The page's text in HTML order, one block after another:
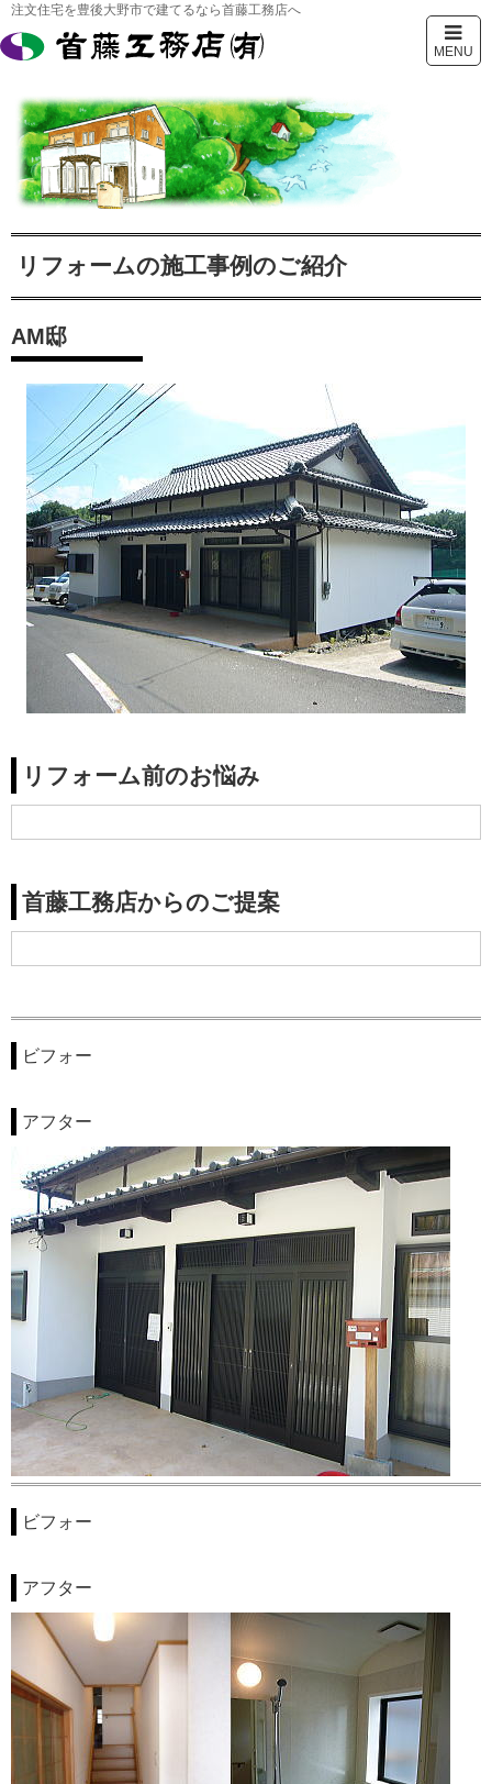
注文住宅を豊後大野市で建てるなら首藤工務店へ
MENU
リフォームの施工事例のご紹介
AM邸
リフォーム前のお悩み
首藤工務店からのご提案
ビフォー
アフター
ビフォー
アフター